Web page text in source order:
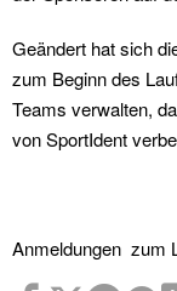
Geändert hat sich
zum Beginn des
Teams verwalten,
von SportIdent
Anmeldungen zum